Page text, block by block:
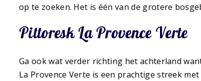
op te zoeken. Het is één van de grotere
Pittoresk La Provence Verte
Ga ook wat verder richting het achterland
La Provence Verte is een prachtige streek